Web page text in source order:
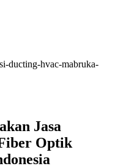
Jasa
Optik